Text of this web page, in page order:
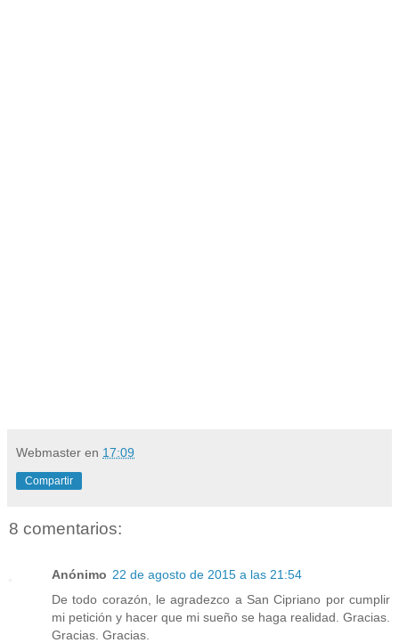
Webmaster en 17:09
Compartir
8 comentarios:
Anónimo 22 de agosto de 2015 a las 21:54
De todo corazón, le agradezco a San Cipriano por cumplir
mi petición y hacer que mi sueño se haga realidad. Gracias.
Gracias. Gracias.